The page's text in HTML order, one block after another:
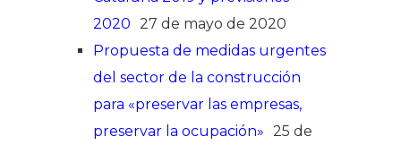
2020 27 de mayo de 2020
Propuesta de medidas urgentes
del sector de la construcción
para «preservar las empresas,
preservar la ocupación» 25 de